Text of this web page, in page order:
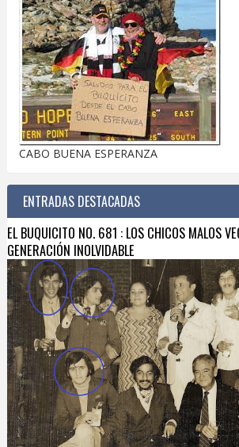
CABO BUENA ESPERANZA
ENTRADAS DESTACADAS
EL BUQUICITO NO. 681 : LOS CHICOS MALOS
GENERACIÓN INOLVIDABLE